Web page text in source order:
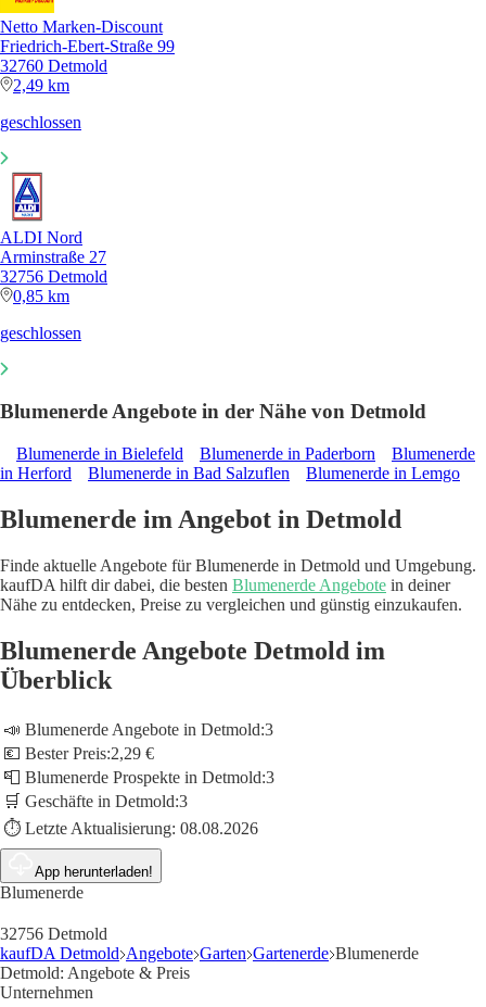
Netto Marken-Discount
Friedrich-Ebert-Straße 99
32760 Detmold
2,49 km
geschlossen
ALDI Nord
Arminstraße 27
32756 Detmold
0,85 km
geschlossen
Blumenerde Angebote in der Nähe von Detmold
Blumenerde in Bielefeld Blumenerde in Paderborn
Blumenerde
in Herford
Blumenerde in Bad Salzuflen Blumenerde in Lemgo
Blumenerde im Angebot in Detmold
Finde aktuelle Angebote für Blumenerde in Detmold und Umgebung.
kaufDA hilft dir dabei, die besten Blumenerde Angebote in deiner
Nähe zu entdecken, Preise zu vergleichen und günstig einzukaufen.
Blumenerde Angebote Detmold im
Überblick
📣 Blumenerde Angebote in Detmold:3
💶 Bester Preis:2,29 €
📮 Blumenerde Prospekte in Detmold:3
🛒 Geschäfte in Detmold:3
⏱️ Letzte Aktualisierung: 08.08.2026
App herunterladen!
Blumenerde
32756 Detmold
kaufDA Detmold Angebote Garten Gartenerde Blumenerde
Detmold: Angebote & Preis
Unternehmen